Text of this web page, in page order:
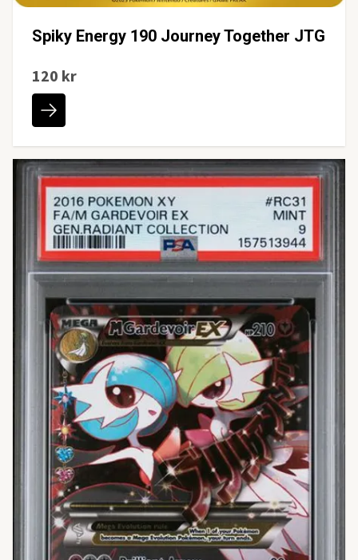
Spiky Energy 190 Journey Together JTG
120 kr